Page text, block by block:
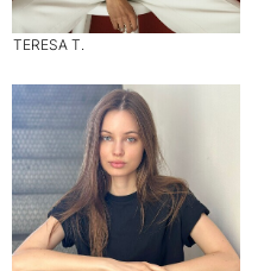
TERESA T.